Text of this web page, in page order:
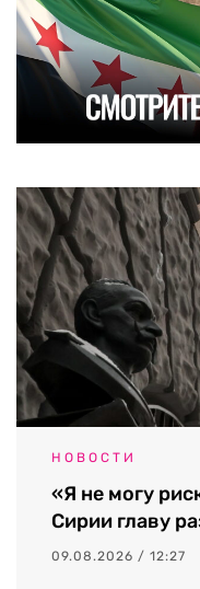
НОВОСТИ
«Я не могу
Сирии главу
09.08.2026 / 12:27